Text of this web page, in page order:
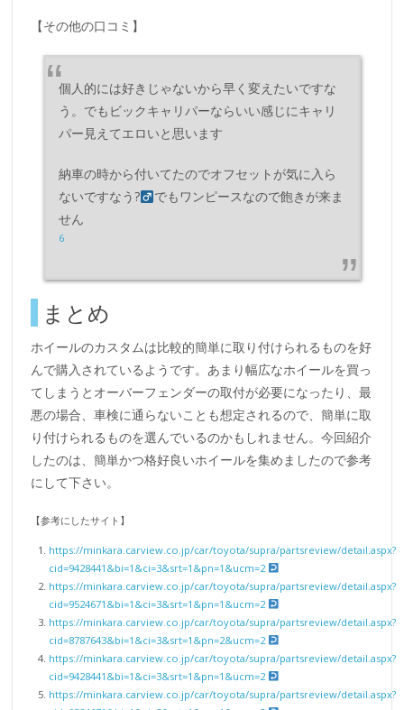
【その他の口コミ】
個人的には好きじゃないから早く変えたいですな
う。でもビックキャリパーならいい感じにキャリ
パー見えてエロいと思います
納車の時から付いてたのでオフセットが気に入ら
ないですなう?‍
でもワンピースなので飽きが来ま
せん
6
まとめ
ホイールのカスタムは比較的簡単に取り付けられるものを好
んで購入されているようです。あまり幅広なホイールを買っ
てしまうとオーバーフェンダーの取付が必要になったり、最
悪の場合、車検に通らないことも想定されるので、簡単に取
り付けられるものを選んでいるのかもしれません。今回紹介
したのは、簡単かつ格好良いホイールを集めましたので参考
にして下さい。
【参考にしたサイト】
https://minkara.carview.co.jp/car/toyota/supra/partsreview/detail.aspx?
cid=9428441&bi=1&ci=3&srt=1&pn=1&ucm=2
https://minkara.carview.co.jp/car/toyota/supra/partsreview/detail.aspx?
cid=9524671&bi=1&ci=3&srt=1&pn=1&ucm=2
https://minkara.carview.co.jp/car/toyota/supra/partsreview/detail.aspx?
cid=8787643&bi=1&ci=3&srt=1&pn=2&ucm=2
https://minkara.carview.co.jp/car/toyota/supra/partsreview/detail.aspx?
cid=9428441&bi=1&ci=3&srt=1&pn=1&ucm=2
https://minkara.carview.co.jp/car/toyota/supra/partsreview/detail.aspx?